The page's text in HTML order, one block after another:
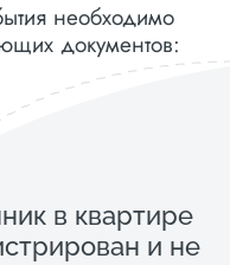
необходимо
документов:
в квартире
и не